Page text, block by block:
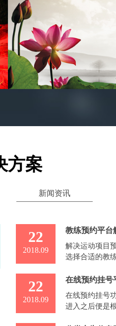
方案
新闻资讯
22
2018.09
教练预约平台
解决运动项目
选择合适的教
22
2018.09
在线预约挂号
在线预约挂号
进入之后便是